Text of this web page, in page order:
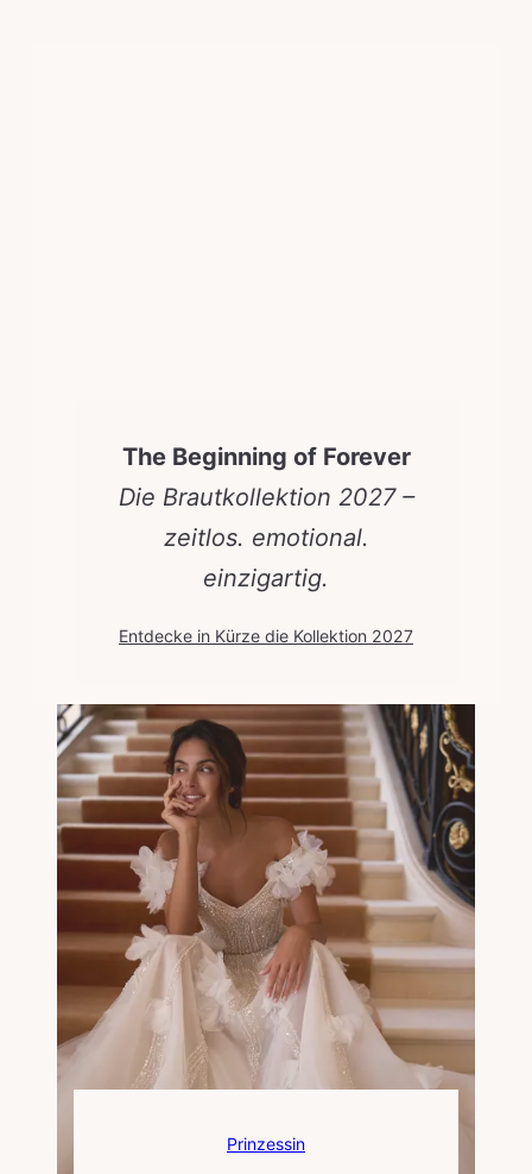
The Beginning of Forever
Die Brautkollektion 2027 –
zeitlos. emotional.
einzigartig.
Entdecke in Kürze die Kollektion 2027
Prinzessin